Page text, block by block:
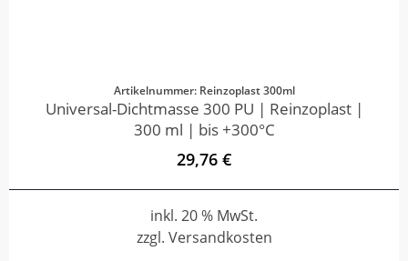
Artikelnummer: Reinzoplast 300ml
Universal-Dichtmasse 300 PU | Reinzoplast |
300 ml | bis +300°C
29,76 €
inkl. 20 % MwSt.
zzgl. Versandkosten